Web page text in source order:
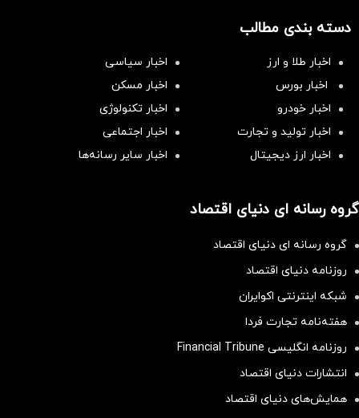
دسته بندی مطالب
اخبار طلا و ارز
اخبار سیاسی
اخبار بورس
اخبار مسکن
اخبار خودرو
اخبار تکنولوژی
اخبار تولید و تجارت
اخبار اجتماعی
اخبار ارز دیجیتال
اخبار سایر رسانه‌‌ها
گروه رسانه ای دنیای اقتصاد
گروه رسانه ای دنیای اقتصاد
روزنامه دنیای اقتصاد
شبکه اینترنتی اکوایران
هفته‌نامه تجارت فردا
روزنامه انگلیسی Financial Tribune
انتشارات دنیای اقتصاد
همایش‌های دنیای اقتصاد